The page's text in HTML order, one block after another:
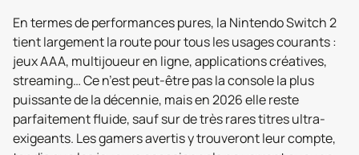
En termes de performances pures, la Nintendo Switch 2
tient largement la route pour tous les usages courants :
jeux AAA, multijoueur en ligne, applications créatives,
streaming… Ce n’est peut-être pas la console la plus
puissante de la décennie, mais en 2026 elle reste
parfaitement fluide, sauf sur de très rares titres ultra-
exigeants. Les gamers avertis y trouveront leur compte,